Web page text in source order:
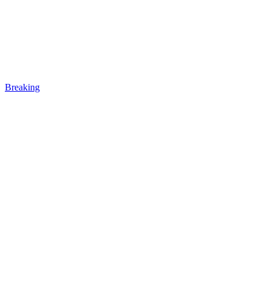
Breaking